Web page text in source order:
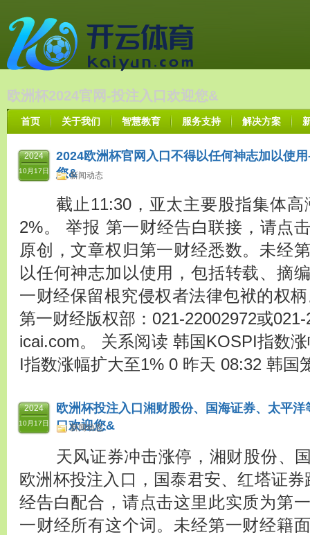
欧洲杯2024官网-投注入口欢迎您&
首页 关于我们 智慧教育 服务支持 解决方案
2024
10月17日
2024欧洲杯官网入口不得以任何神志加以使
您&新闻动态
截止11:30，亚太主要股指集体高
2%。 举报 第一财经告白联接，请点
原创，文章权归第一财经悉数。未经
以任何神志加以使用，包括转载、摘
一财经保留根究侵权者法律包袱的权
第一财经版权部：021-22002972或
icai.com。 关系阅读 韩国KOSPI指数
I指数涨幅扩大至1% 0 昨天 08:32 韩国
2024
10月17日
欧洲杯投注入口湘财股份、国海证券、太平
口欢迎您&
新闻动态
天风证券冲击涨停，湘财股份、
欧洲杯投注入口，国泰君安、红塔证
经告白配合，请点击这里此实质为第
一财经所有这个词。未经第一财经籍